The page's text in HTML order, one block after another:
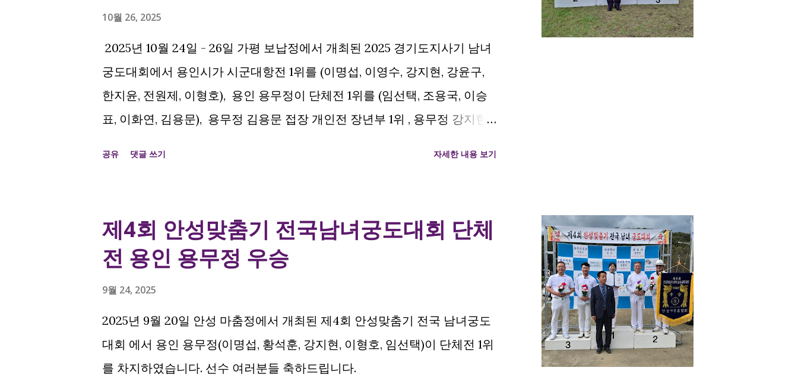
10월 26, 2025
2025년 10월 24일 - 26일 가평 보납정에서 개최된 2025 경기도지사기 남녀
궁도대회에서 용인시가 시군대항전 1위를 (이명섭, 이영수, 강지현, 강윤구,
한지윤, 전원제, 이형호), 용인 용무정이 단체전 1위를 (임선택, 조용국, 이승
표, 이화연, 김용문), 용무정 김용문 접장 개인전 장년부 1위 , 용무정 강지현
인전 여성부 1위 강지현 접장
공유 댓글 쓰기 자세한 내용 보기
제4회 안성맞춤기 전국남녀궁도대회 단체
전 용인 용무정 우승
9월 24, 2025
2025년 9월 20일 안성 마춤정에서 개최된 제4회 안성맞춤기 전국 남녀궁도
대회 에서 용인 용무정(이명섭, 황석훈, 강지현, 이형호, 임선택)이 단체전 1위
를 차지하였습니다. 선수 여러분들 축하드립니다.